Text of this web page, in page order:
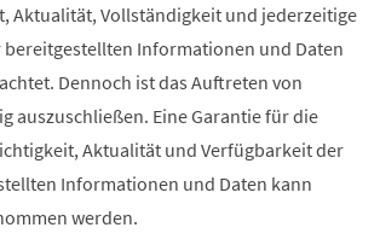
Aktualität, Vollständigkeit und jederzeitige
Informationen und Daten
Dennoch ist das Auftreten von
auszuschließen. Eine Garantie für die
Aktualität und Verfügbarkeit der
Informationen und Daten kann
werden.